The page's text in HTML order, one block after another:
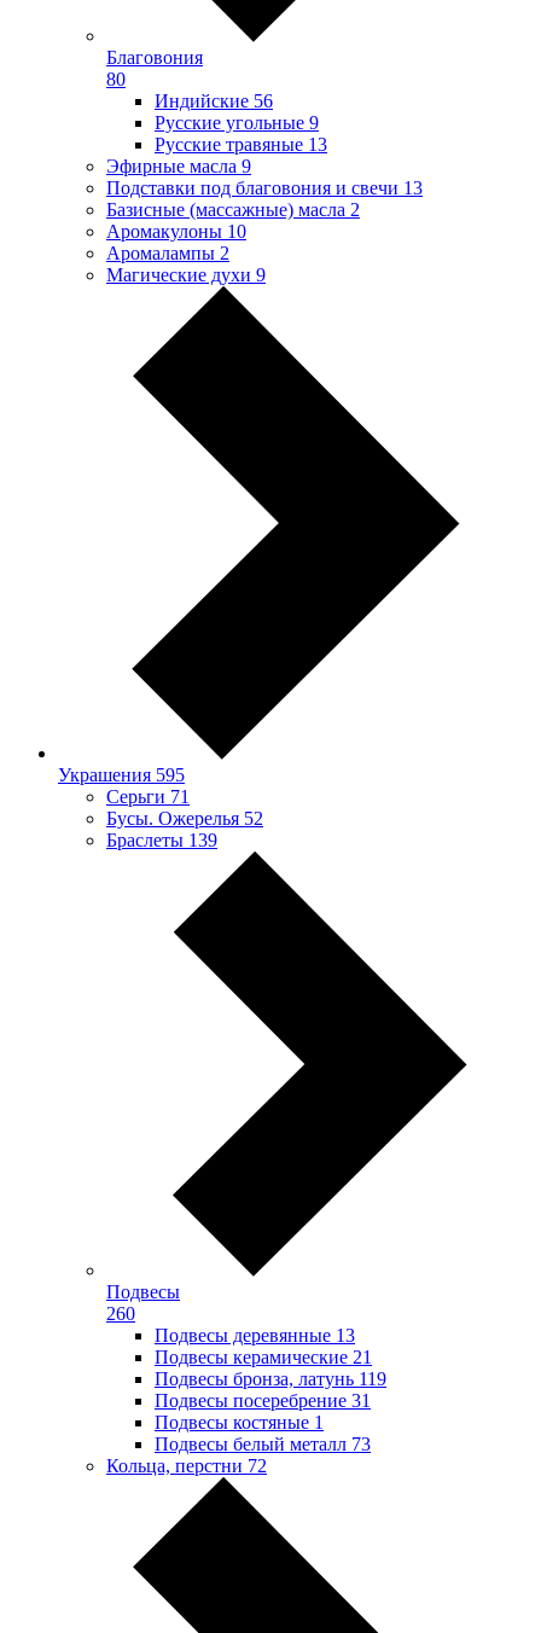
Благовония
80
Индийские 56
Русские угольные 9
Русские травяные 13
Эфирные масла 9
Подставки под благовония и свечи 13
Базисные (массажные) масла 2
Аромакулоны 10
Аромалампы 2
Магические духи 9
Украшения 595
Серьги 71
Бусы. Ожерелья 52
Браслеты 139
Подвесы
260
Подвесы деревянные 13
Подвесы керамические 21
Подвесы бронза, латунь 119
Подвесы посеребрение 31
Подвесы костяные 1
Подвесы белый металл 73
Кольца, перстни 72